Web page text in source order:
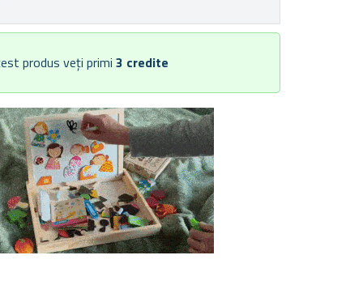
produs veți primi 3 credite